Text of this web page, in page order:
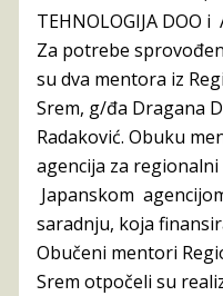
TEHNOLOGIJA DOO i
Za potrebe
su dva mentora iz
Srem, g/đa Dragana
Radaković. Obuku
agencija za
Japanskom
saradnju, koja
Obučeni mentori
Srem otpočeli su